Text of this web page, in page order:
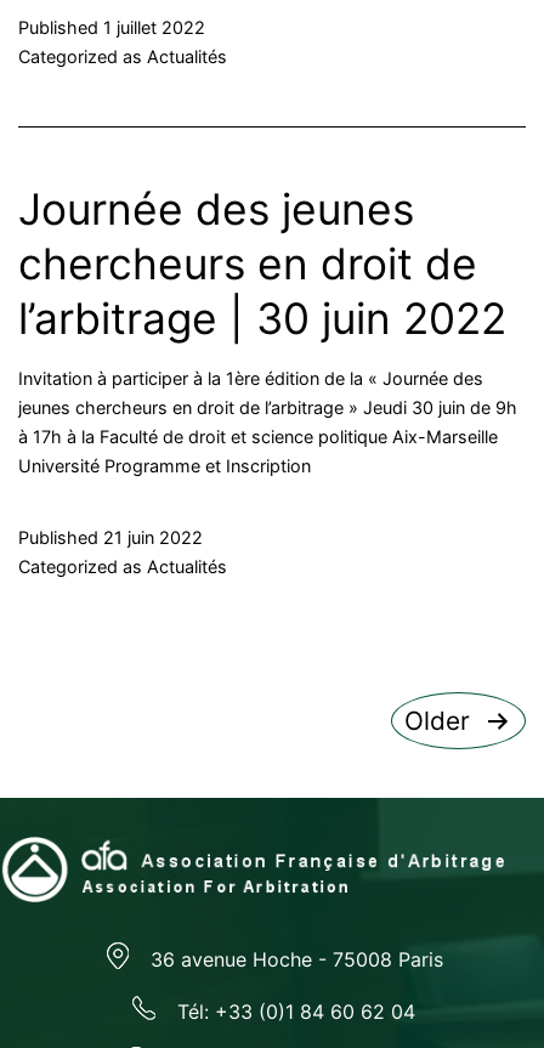
Published 1 juillet 2022
Categorized as Actualités
Journée des jeunes
chercheurs en droit de
l’arbitrage | 30 juin 2022
Invitation à participer à la 1ère édition de la « Journée des
jeunes chercheurs en droit de l’arbitrage » Jeudi 30 juin de 9h
à 17h à la Faculté de droit et science politique Aix-Marseille
Université Programme et Inscription
Published 21 juin 2022
Categorized as Actualités
publications
Older
36 avenue Hoche - 75008 Paris
Tél: +33 (0)1 84 60 62 04